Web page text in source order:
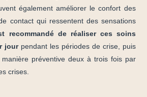
également améliorer le confort des
contact qui ressentent des sensations
recommandé de réaliser ces soins
jourpendant les périodes de crise, puis
préventive deux à trois fois par
crises.